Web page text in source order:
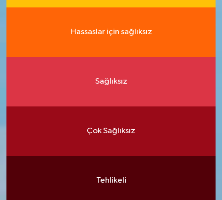
Hassaslar için sağlıksız
Sağlıksız
Çok Sağlıksız
Tehlikeli